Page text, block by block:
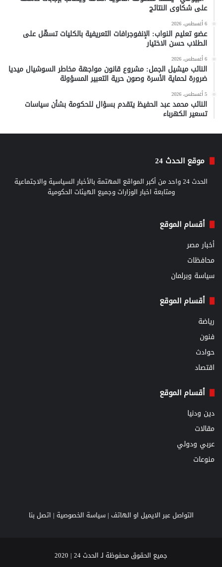
على شكاوى النتائج
6 أغسطس، 2026
عضو تعليم النواب: الإنفوجرافات التعريفية بالكليات تسهّل على
الطلاب حسن الاختيار
6 أغسطس، 2026
النائب ميشيل الجمل: مشروع قانون مواجهة مخاطر السوشيال ميديا
ضرورة لحماية الأسرة وصون حرية التعبير المسؤولة
5 أغسطس، 2026
النائب محمد عبد الحفيظ يتقدم بسؤال للحكومة بشأن سياسات
تسعير الكهرباء
موقع الحدث 24
الحدث 24 واحد من أكبر المواقع المهتمة بالأخبار السياسية والاجتماعية
ومتابعة اخبار الوزارات وجميع الهيئات الحكومية
أقسام الموقع
أخبار مصر
محافظات
سياسة وبرلمان
أقسام الموقع
رياضة
فنون
حوادث
اقتصاد
أقسام الموقع
دين ودنيا
مقالات
عربي ودولي
منوعات
التواصل عبر الايميل او الهاتف |سياسة الخصوصية | اتصل بنا
جميع الحقوق محفوظة لـ الحدث 24 | 2020